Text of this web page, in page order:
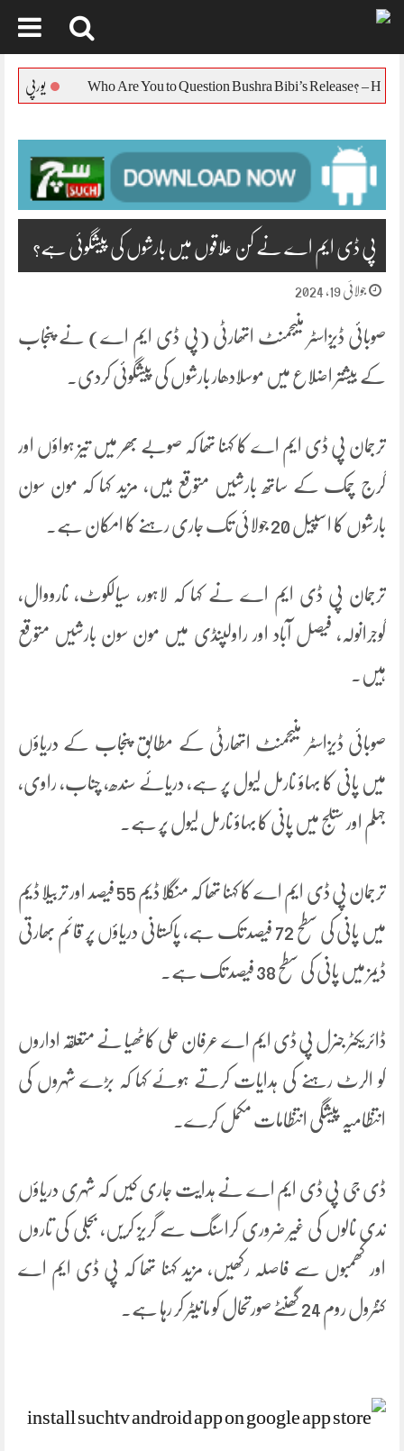
content
یورپی یونین کا بنگلہ
پی ڈی ایم اے نے کن علاقوں میں بارشوں کی پیشگوئی ہے؟
جولائی 19, 2024
صوبائی ڈیزاسٹر منیجمنٹ اتھارٹی (پی ڈی ایم اے) نے پنجاب
کے بیشتر اضلاع میں موسلادھار بارشوں کی پیشگوئی کردی۔
ترجمان پی ڈی ایم اے کا کہنا تھا کہ صوبے بھر میں تیز ہواؤں اور
گرج چمک کے ساتھ بارشیں متوقع ہیں، مزید کہا کہ مون سون
بارشوں کا اسپیل 20 جولائی تک جاری رہنے کا امکان ہے۔
ترجمان پی ڈی ایم اے نے کہا کہ لاہور، سیالکوٹ، نارووال،
گوجرانولہ، فیصل آباد اور راولپنڈی میں مون سون بارشیں متوقع
ہیں۔
صوبائی ڈیزاسٹر منیجمنٹ اتھارٹی کے مطابق پنجاب کے دریاؤں
میں پانی کا بہاؤ نارمل لیول پر ہے، دریائے سندھ، چناب، راوی،
جہلم اور ستلج میں پانی کا بہاؤ نارمل لیول پر ہے۔
ترجمان پی ڈی ایم اے کا کہنا تھا کہ منگلا ڈیم 55 فیصد اور تربیلا ڈیم
میں پانی کی سطح 72 فیصد تک ہے، پاکستانی دریاؤں پر قائم بھارتی
ڈیمز میں پانی کی سطح 38 فیصد تک ہے۔
ڈائریکٹر جنرل پی ڈی ایم اے عرفان علی کاٹھیا نے متعلقہ اداروں
کو الرٹ رہنے کی ہدایات کرتے ہوئے کہا کہ بڑے شہروں کی
انتظامیہ پیشگی انتظامات مکمل کرے۔
ڈی جی پی ڈی ایم اے نے ہدایت جاری کیں کہ شہری دریاؤں
ندی نالوں کی غیر ضروری کراسنگ سے گریز کریں، بجلی کی تاروں
اور کھمبوں سے فاصلہ رکھیں، مزید کہنا تھا کہ پی ڈی ایم اے
کنٹرول روم 24 گھنٹے صورتحال کو مانیٹر کر رہا ہے۔